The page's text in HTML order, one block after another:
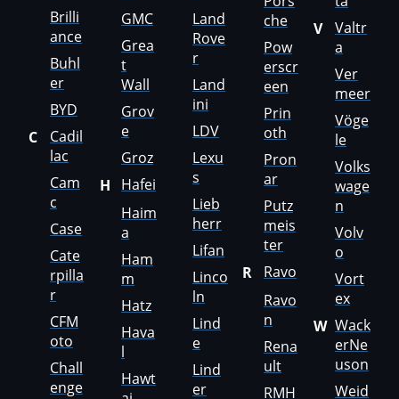
Kioti
Kleemann
Kobelco
Kohler
Komatsu
Konecranes
Kramer
Krone
Kubota
Lancia
Land Rover
Brilli
ance
Buhl
er
BYD
C
Cadil
lac
Cam
c
Case
Cate
rpilla
r
CFM
oto
Chall
enge
GMC
Grea
t
Wall
Grov
e
Groz
H
Hafei
Haim
a
Ham
m
Hatz
Hava
l
Hawt
Land
Rove
r
Land
ini
LDV
Lexu
s
Lieb
herr
Lifan
Linco
ln
Lind
e
Lind
er
che
Pow
erscr
een
Prin
oth
Pron
ar
Putz
meis
ter
R
Ravo
Ravo
n
Rena
ult
RMH
V
Valtr
a
Ver
meer
Vöge
le
Volks
wage
n
Volv
o
Vort
ex
W Wack
erNe
uson
Weid